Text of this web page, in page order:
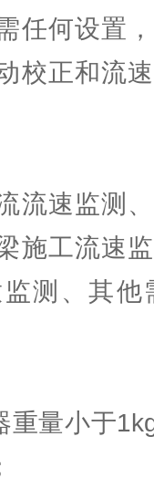
任何设置
校正和流
流速监测
施工流速
测、其
重量小于